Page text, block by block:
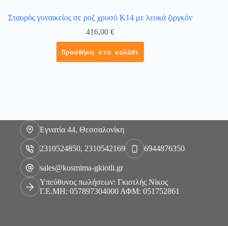
Σταυρός γυναικείος σε ροζ χρυσό Κ14 με λευκά ζιργκόν
416,00€
Προσθήκη στο καλάθι
Εγνατία 44, Θεσσαλονίκη
2310524850, 2310542169 6944876350
sales@kosmima-gkiotli.gr
Υπεύθυνος πωλήσεων: Γκιοτλής Νίκος
Γ.Ε.ΜΗ: 057897304000 ΑΦΜ: 051752861